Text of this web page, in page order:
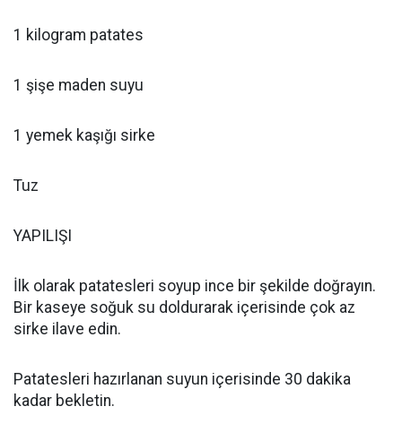
1 kilogram patates
1 şişe maden suyu
1 yemek kaşığı sirke
Tuz
YAPILIŞI
İlk olarak patatesleri soyup ince bir şekilde doğrayın.
Bir kaseye soğuk su doldurarak içerisinde çok az
sirke ilave edin.
Patatesleri hazırlanan suyun içerisinde 30 dakika
kadar bekletin.